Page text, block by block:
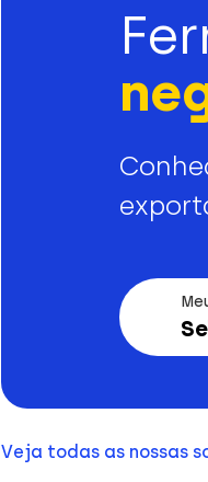
Veja todas as nossas